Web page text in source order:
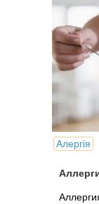
Алергія